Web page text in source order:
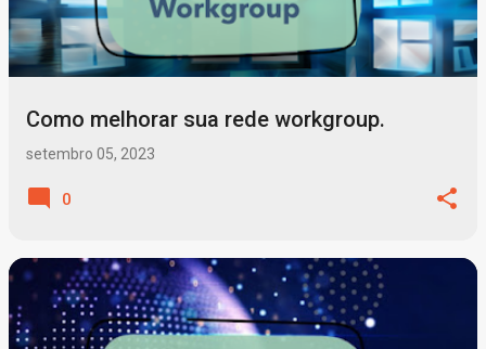
Como melhorar sua rede workgroup.
setembro 05, 2023
0